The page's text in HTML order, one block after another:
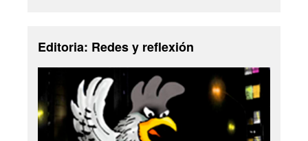
Editoria: Redes y reflexión